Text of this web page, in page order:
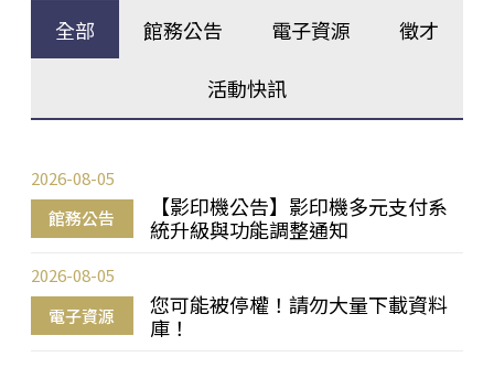
全部 館務公告 電子資源 徵才
活動快訊
館務公告
【影印機公告】影印機多元支付系
統升級與功能調整通知
2026-08-05
電子資源
您可能被停權！請勿大量下載資料
庫！
2026-08-05